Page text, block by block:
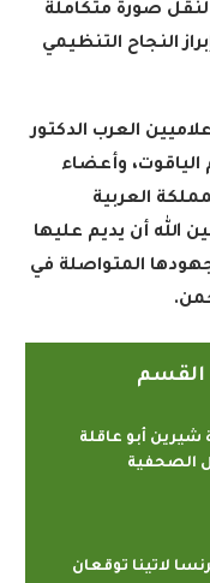
لنقل صورة متكاملة
النجاح التنظيمي
العرب الدكتور
الياقوت، وأعضاء
العربية
الله أن يديم عليها
جهودها المتواصلة في
.
القسم
شيرين أبو عاقلة
الصحفية
لاتينا توقعان